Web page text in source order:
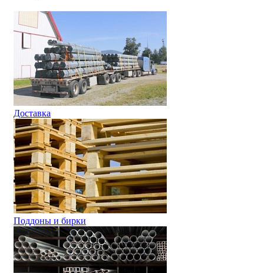
Доставка
Поддоны и бирки